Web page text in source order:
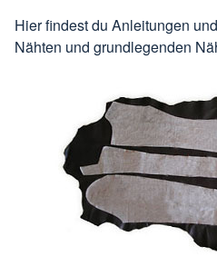
Hier findest du Anleitungen
Nähten und grundlegenden